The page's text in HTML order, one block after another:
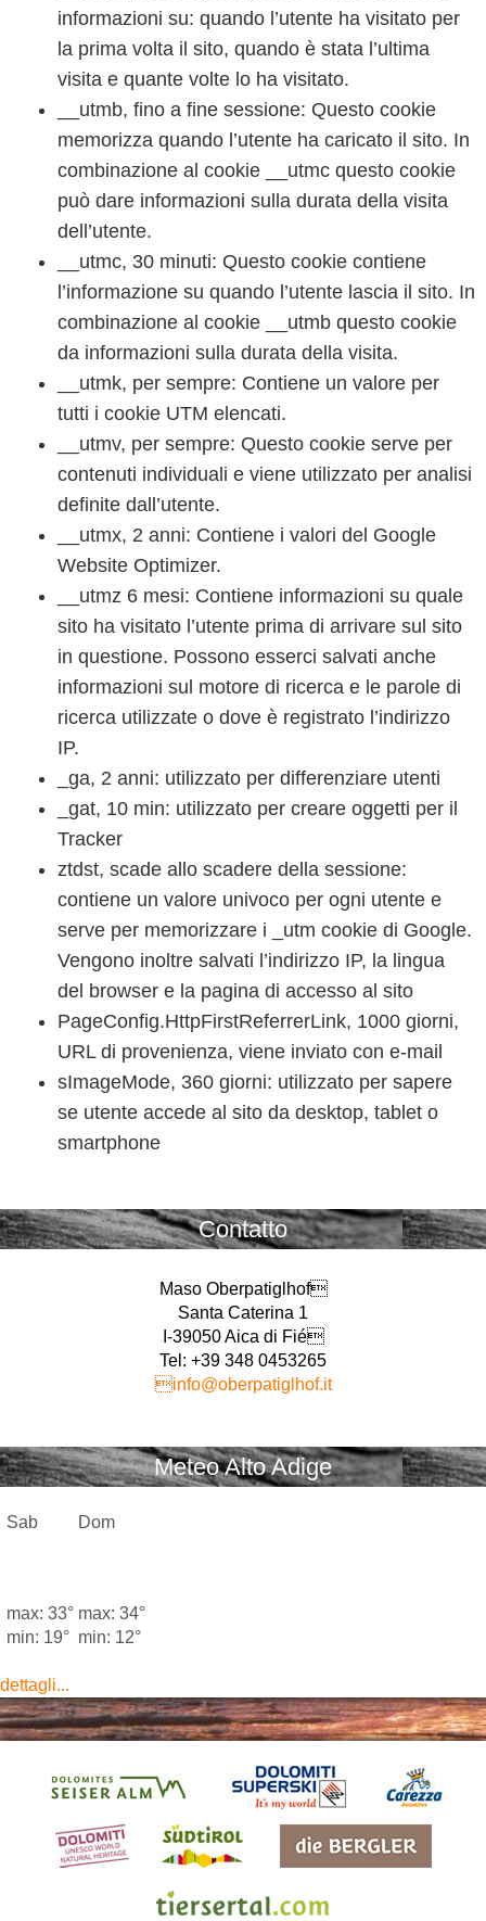
informazioni su: quando l’utente ha visitato per
la prima volta il sito, quando è stata l’ultima
visita e quante volte lo ha visitato.
__utmb, fino a fine sessione: Questo cookie
memorizza quando l’utente ha caricato il sito. In
combinazione al cookie __utmc questo cookie
può dare informazioni sulla durata della visita
dell’utente.
__utmc, 30 minuti: Questo cookie contiene
l’informazione su quando l’utente lascia il sito. In
combinazione al cookie __utmb questo cookie
da informazioni sulla durata della visita.
__utmk, per sempre: Contiene un valore per
tutti i cookie UTM elencati.
__utmv, per sempre: Questo cookie serve per
contenuti individuali e viene utilizzato per analisi
definite dall’utente.
__utmx, 2 anni: Contiene i valori del Google
Website Optimizer.
__utmz 6 mesi: Contiene informazioni su quale
sito ha visitato l’utente prima di arrivare sul sito
in questione. Possono esserci salvati anche
informazioni sul motore di ricerca e le parole di
ricerca utilizzate o dove è registrato l’indirizzo
IP.
_ga, 2 anni: utilizzato per differenziare utenti
_gat, 10 min: utilizzato per creare oggetti per il
Tracker
ztdst, scade allo scadere della sessione:
contiene un valore univoco per ogni utente e
serve per memorizzare i _utm cookie di Google.
Vengono inoltre salvati l’indirizzo IP, la lingua
del browser e la pagina di accesso al sito
PageConfig.HttpFirstReferrerLink, 1000 giorni,
URL di provenienza, viene inviato con e-mail
sImageMode, 360 giorni: utilizzato per sapere
se utente accede al sito da desktop, tablet o
smartphone
Contatto
Maso Oberpatiglhof
Santa Caterina 1
I-39050 Aica di Fié
Tel: +39 348 0453265
info@oberpatiglhof.it
Meteo Alto Adige
Sab Dom
max: 33°
min: 19°
max: 34°
min: 12°
dettagli...